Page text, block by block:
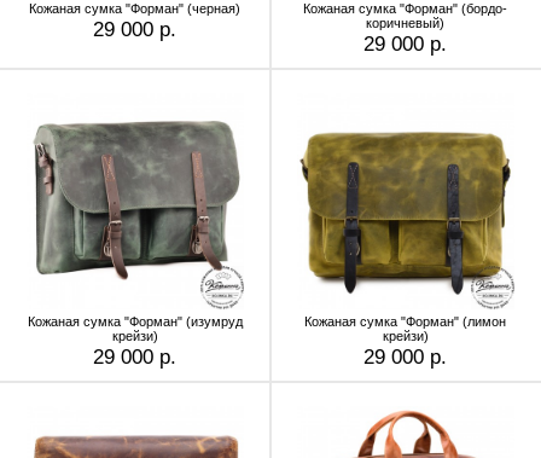
Кожаная сумка "Форман" (черная)
29 000 р.
Кожаная сумка "Форман" (бордо-
коричневый)
29 000 р.
Кожаная сумка "Форман" (изумруд
крейзи)
29 000 р.
Кожаная сумка "Форман" (лимон
крейзи)
29 000 р.